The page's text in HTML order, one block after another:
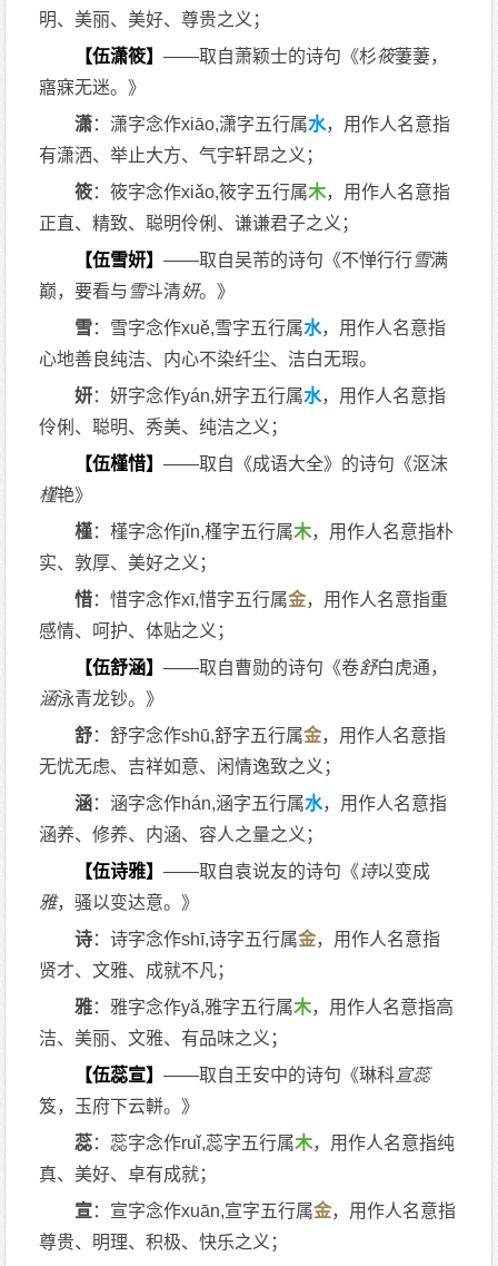
明、美丽、美好、尊贵之义；
【伍潇筱】——取自萧颖士的诗句《杉筱萋萋，
寤寐无迷。》
潇：潇字念作xiāo,潇字五行属水，用作人名意指
有潇洒、举止大方、气宇轩昂之义；
筱：筱字念作xiǎo,筱字五行属木，用作人名意指
正直、精致、聪明伶俐、谦谦君子之义；
【伍雪妍】——取自吴芾的诗句《不惮行行雪满
巅，要看与 雪斗清妍。》
雪：雪字念作xuě,雪字五行属水，用作人名意指
心地善良纯洁、内心不染纤尘、洁白无瑕。
妍：妍字念作yán,妍字五行属水，用作人名意指
伶俐、聪明、秀美、纯洁之义；
【伍槿惜】——取自《成语大全》的诗句《沤沫
槿艳》
槿：槿字念作jǐn,槿字五行属木，用作人名意指朴
实、敦厚、美好之义；
惜：惜字念作xī,惜字五行属金，用作人名意指重
感情、呵护、体贴之义；
【伍舒涵】——取自曹勋的诗句《卷舒白虎通，
涵泳青龙钞。》
舒：舒字念作shū,舒字五行属金，用作人名意指
无忧无虑、吉祥如意、闲情逸致之义；
涵：涵字念作hán,涵字五行属水，用作人名意指
涵养、修养、内涵、容人之量之义；
【伍诗雅】——取自袁说友的诗句《诗以变成
雅，骚以变达意。》
诗：诗字念作shī,诗字五行属金，用作人名意指
贤才、文雅、成就不凡；
雅：雅字念作yǎ,雅字五行属木，用作人名意指高
洁、美丽、文雅、有品味之义；
【伍蕊宣】——取自王安中的诗句《琳科宣蕊
笈，玉府下云軿。》
蕊：蕊字念作ruǐ,蕊字五行属木，用作人名意指纯
真、美好、卓有成就；
宣：宣字念作xuān,宣字五行属金，用作人名意指
尊贵、明理、积极、快乐之义；